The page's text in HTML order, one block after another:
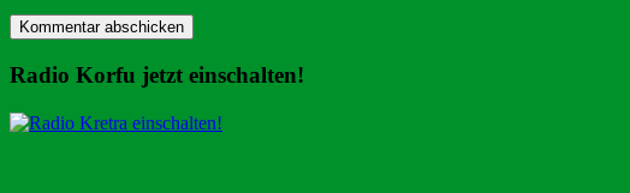
Radio Korfu jetzt einschalten!